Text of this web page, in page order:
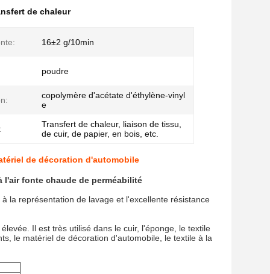
de chaleur
16±2 g/10min
poudre
copolymère d'acétate d'éthylène-vinyl
e
Transfert de chaleur, liaison de tissu,
de cuir, de papier, en bois, etc.
de décoration d'automobile
l'air fonte chaude de perméabilité
la représentation de lavage et l'excellente résistance
Il est très utilisé dans le cuir, l'éponge, le textile
le matériel de décoration d'automobile, le textile à la